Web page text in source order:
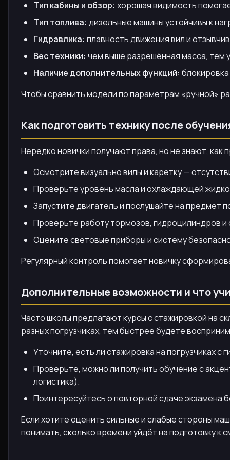
Тип кабины и обзор: хорошая видимость
Тип топлива: дизельные машины устойчивы к
Гидравлика: плавность движения вил и
Вес техники: чем выше разрешённая масса, тем
Наличие дополнительных функций:
Чтобы сравнить модели по параметрам «ручной»
Как подготовить технику после
Нередко новички получают права, но не знают,
Осмотрите визуально вилы и каретку —
Проверьте уровень масла и охлаждающей
Запустите двигатель и послушайте на предмет
Проверьте работу тормозов, гидроцилиндров и
Оцените световые приборы и систему
Регулярный контроль помогает новичку
Дополнительные возможности и что
Часто школы предлагают курсы с стажировкой на
разных погрузчиках, тем быстрее будете
Уточните, есть ли стажировка на погрузчиках
Проверьте, можно ли получить обучение с
логистика).
Поинтересуйтесь о повторной сдаче экзамена
Если хотите оценить сильные и слабые стороны
понимать, сколько времени уйдёт на подготовку к